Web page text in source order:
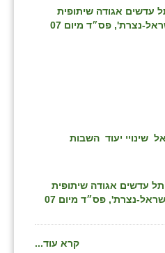
(נצרת) 29872-12-17 תל עדשים אגודה שיתופית
נצרת
', פס״ד מיום 07
שינויי יעוד השבות
ת"א (נצרת) 29872-12-17 תל עדשים אגודה שיתופית
חקלאית נ' מנהל מקרקעי ישראל-נצרת', פס״ד מיום 07
קרא עוד...